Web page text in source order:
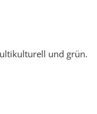
und grün.